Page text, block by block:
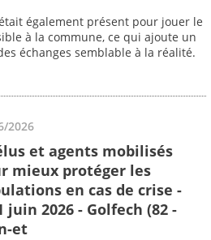
également présent pour jouer le
à la commune, ce qui ajoute un
échanges semblable à la réalité.
2026
et agents mobilisés
mieux protéger les
en cas de crise -
juin 2026 - Golfech (82 -
et